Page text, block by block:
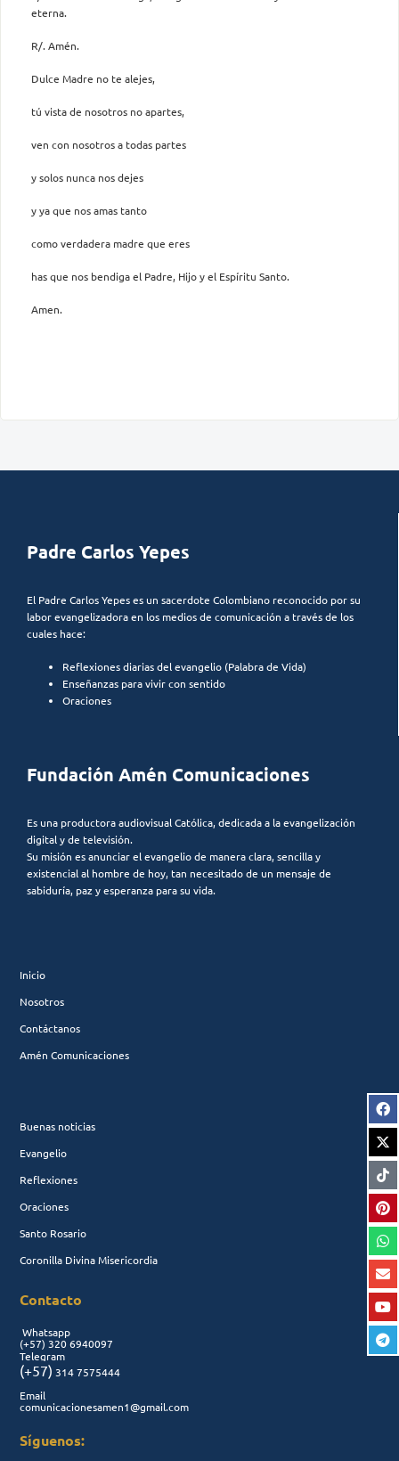
eterna.
R/. Amén.
Dulce Madre no te alejes,
tú vista de nosotros no apartes,
ven con nosotros a todas partes
y solos nunca nos dejes
y ya que nos amas tanto
como verdadera madre que eres
has que nos bendiga el Padre, Hijo y el Espíritu Santo.
Amen.
Padre Carlos Yepes
El Padre Carlos Yepes es un sacerdote Colombiano reconocido por su
labor evangelizadora en los medios de comunicación a través de los
cuales hace:
Reflexiones diarias del evangelio (Palabra de Vida)
Enseñanzas para vivir con sentido
Oraciones
Fundación Amén Comunicaciones
Es una productora audiovisual Católica, dedicada a la evangelización
digital y de televisión.
Su misión es anunciar el evangelio de manera clara, sencilla y
existencial al hombre de hoy, tan necesitado de un mensaje de
sabiduría, paz y esperanza para su vida.
Inicio
Nosotros
Contáctanos
Amén Comunicaciones
Buenas noticias
Evangelio
Reflexiones
Oraciones
Santo Rosario
Coronilla Divina Misericordia
Contacto
Whatsapp
(+57) 320 6940097
Telegram
(+57) 314 7575444
Email
comunicacionesamen1@gmail.com
Síguenos: